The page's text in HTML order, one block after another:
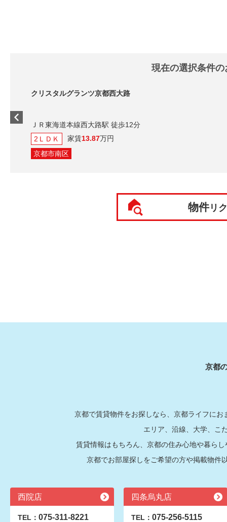
現在の選択条件
クリスタルグランツ京都西大路
ＪＲ東海道本線西大路駅 徒歩12分
2ＬＤＫ
家賃13.87万円
京都市南区
物件リ
京都
京都で賃貸物件をお探しなら、京都ライフに
エリア、沿線、大学、こ
賃貸情報はもちろん、京都の住み心地や暮ら
京都でお部屋探しをご希望の方や掲載物件
西院店
TEL： 075-311-8221
四条烏丸店
TEL： 075-256-5115